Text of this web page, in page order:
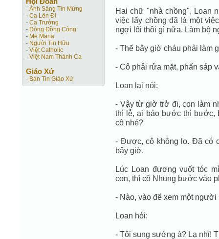
- Ánh Sáng Tin Mừng
- Ca Lên Đi
- Ca Trưởng
- Dòng Đồng Công
- Mẹ Maria
- Người Tin Hữu
- Việt Catholic
- Việt Nam Thánh Ca
Giáo Xứ
- Bản Tin Giáo Xứ
Hai chữ "nhà chồng", Loan
việc lấy chồng đã là một
ngợi lôi thôi gì nữa. Làm bộ
- Thế bây giờ cháu phải làm
- Cô phải rửa mặt, phấn sáp
Loan lại nói:
- Vậy từ giờ trở đi, con làm
thì lễ, ai bảo bước thì bước,
cô nhé?
- Được, cô không lo. Đã có
bây giờ.
Lúc Loan đương vuốt tóc
con, thì cô Nhung bước vào
- Nào, vào để xem một
Loan hỏi:
- Tôi sung sướng à? Lạ nhỉ!